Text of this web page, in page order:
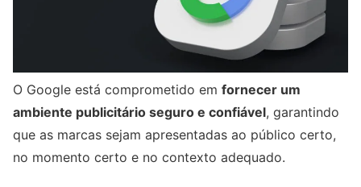
O Google está comprometido em fornecer um
ambiente publicitário seguro e confiável, garantindo
que as marcas sejam apresentadas ao público certo,
no momento certo e no contexto adequado.